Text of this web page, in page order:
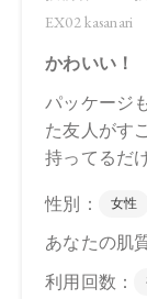
CosmeKitchen
Biop 2026/6/26
※店舗での取り
舗にお問い合わ
※発売日は予告
承ください。
※通常はご注文
商品によっては